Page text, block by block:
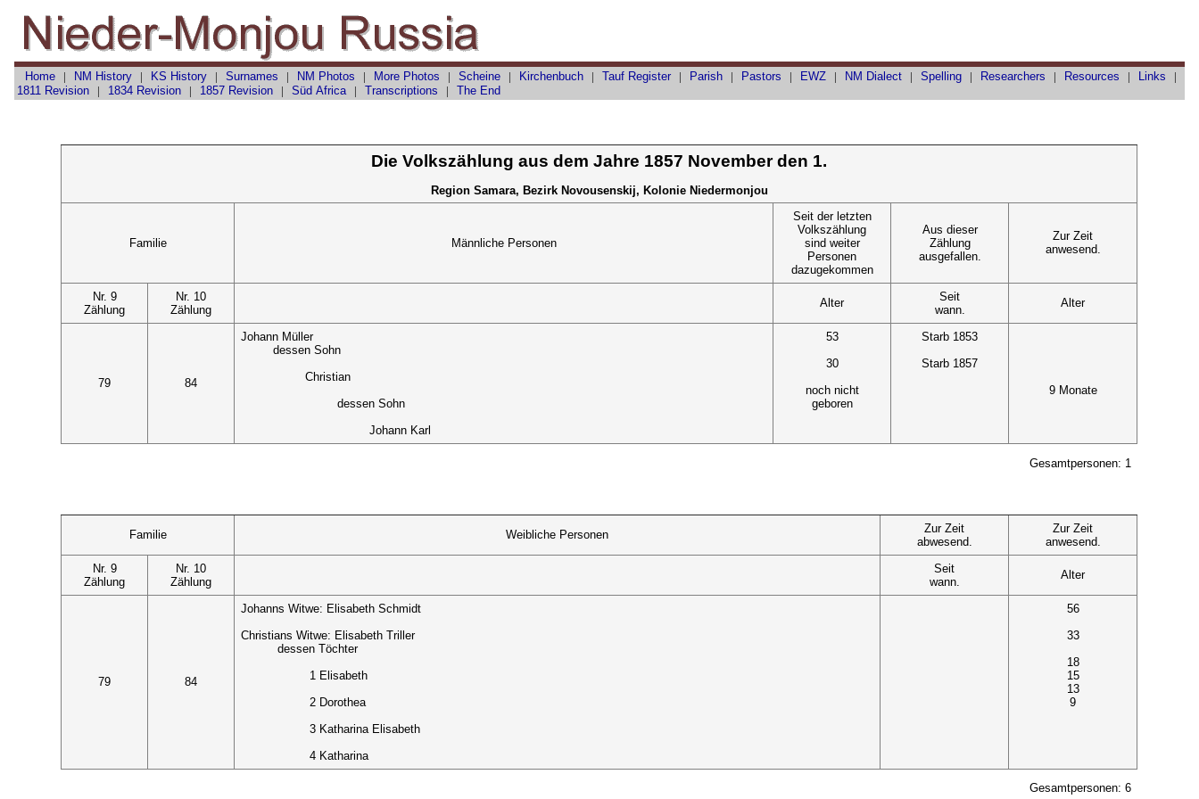
Home| NM History| KS History| Surnames | NM Photos | More Photos | Scheine| Kirchenbuch| TaufRegister| Parish| Pastors | EWZ| NM Dialect| Spelling| Researchers | Resources | Links |
1811 Revision| 1834 Revision| 1857 Revision | Süd Africa| Transcriptions | The End
Die Volkszählung aus dem Jahre 1857 November den 1.
Region Samara, Bezirk Novousenskij, Kolonie Niedermonjou
Familie Männliche Personen
Seit der letzten
Volkszählung
sind weiter
Personen
dazugekommen
Aus dieser
Zählung
ausgefallen.
Zur Zeit
anwesend.
Nr. 9
Zählung
Nr. 10
Zählung
Alter
Seit
wann.
Alter
79 84
Johann Müller
dessen Sohn
Christian
dessen Sohn
Johann Karl
53
30
noch nicht
geboren
Starb 1853
Starb 1857
9 Monate
Gesamtpersonen: 1
Familie Weibliche Personen
Zur Zeit
abwesend.
Zur Zeit
anwesend.
Nr. 9
Zählung
Nr. 10
Zählung
Seit
wann.
Alter
79 84
Johanns Witwe: Elisabeth Schmidt
Christians Witwe: Elisabeth Triller
dessen Töchter
1 Elisabeth
2 Dorothea
3 Katharina Elisabeth
4 Katharina
56
33
18
15
13
9
Gesamtpersonen: 6